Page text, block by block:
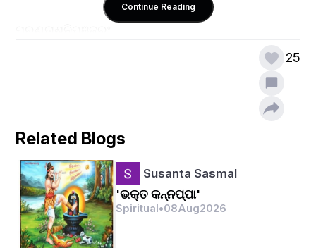
ଗୋମଣ୍ଡଲରକ୍ଷିଣମନୁକୃତପକ୍ଷିଣମତିଦକ୍ଷିଣମୈମ୍ତା
ବ୍ରଜକମଲବିରୋଚନମଲିକସୁରୋଚନଗୋରୋଚନମତିତାମ୍ର
ନଖମ୍ ॥ ୨॥
ଉନ୍ମଦରତିନାୟକଶାଣିତଶାୟକବିନିଧାୟକଚଲଚିଲ୍ଲିଲତଂ
Continue Reading
25
Related Blogs
Susanta Sasmal
'ଭକ୍ତ କନ୍ନପ୍ପା'
Spiritual•08Aug2026